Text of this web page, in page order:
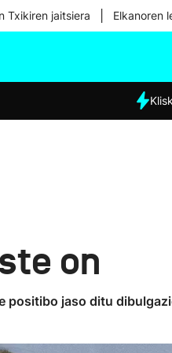
Txikiren jaitsiera Elkanoren
Eguraldia
Klisk
on
jaso ditu